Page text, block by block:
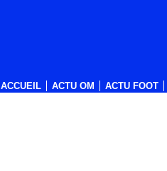
ACCUEIL ACTU OM ACTU FOOT